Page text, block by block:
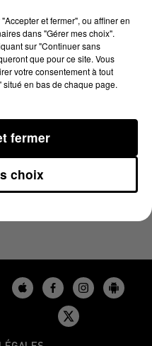
06/2025 À 06H42
et fermer", ou affiner en
dans "Gérer mes choix".
sur "Continuer sans
que pour ce site. Vous
votre consentement à tout
en bas de chaque page.
choix
fermer